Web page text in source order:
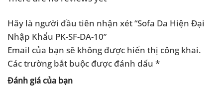
Hãy là người đầu tiên nhận xét “Sofa Da Hiện Đại
Nhập Khẩu PK-SF-DA-10”
Email của bạn sẽ không được hiển thị công khai.
Các trường bắt buộc được đánh dấu *
Đánh giá của bạn